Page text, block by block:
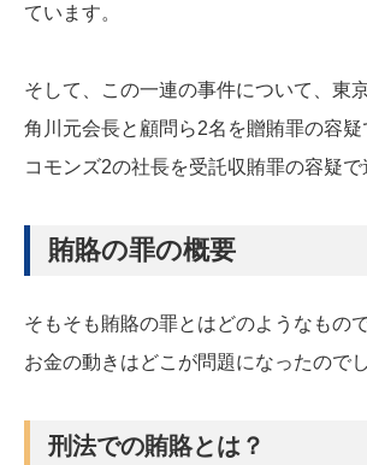
ています。
そして、この一連の事件について、東
角川元会長と顧問ら2名を贈賄罪の容疑
コモンズ2の社長を受託収賄罪の容疑で
賄賂の罪の概要
そもそも賄賂の罪とはどのようなもの
お金の動きはどこが問題になったので
刑法での賄賂とは？